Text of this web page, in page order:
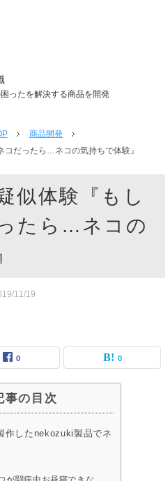
ったを解決する商品を開発
商品開発
コだったら…ネコの気持ちで体験』
似体験『もし
たら…ネコの
11/19
0 0
事の目次
作したnekozuki製品でネ